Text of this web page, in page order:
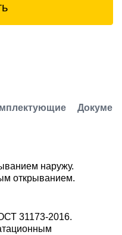
наружу.
открыванием.
31173-2016.